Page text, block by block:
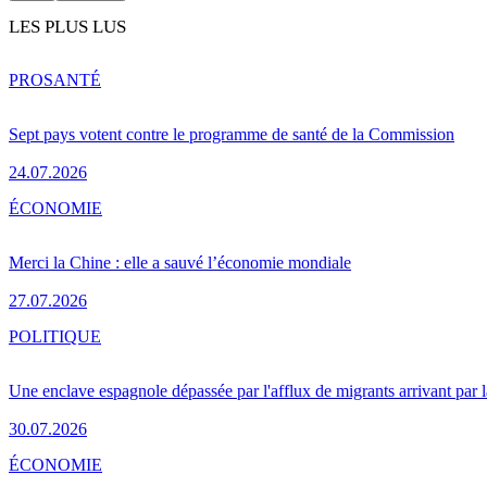
LES PLUS LUS
Sept pays votent contre le programme de santé de la Commission
24.07.2026
PROSANTÉ
Merci la Chine : elle a sauvé l’économie mondiale
27.07.2026
ÉCONOMIE
Une enclave espagnole dépassée par l'afflux de migrants arrivant par
30.07.2026
POLITIQUE
ÉCONOMIE